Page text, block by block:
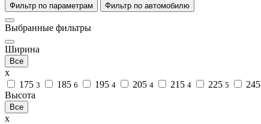
Фильтр по параметрам Фильтр по автомобилю
Выбранные фильтры
Ширина
Все
x
175 3 185 6 195 4 205 4 215 4 225 5 245
Высота
Все
x